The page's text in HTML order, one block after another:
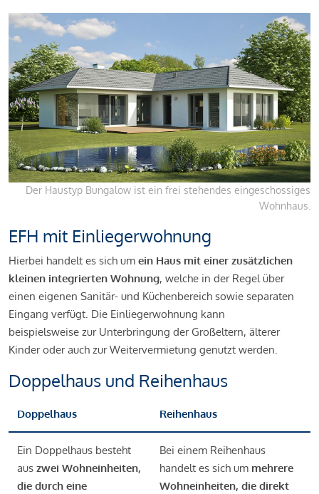
Der Haustyp Bungalow ist ein frei stehendes eingeschossiges
Wohnhaus.
EFH mit Einliegerwohnung
Hierbei handelt es sich um ein Haus mit einer zusätzlichen
kleinen integrierten Wohnung, welche in der Regel über
einen eigenen Sanitär- und Küchenbereich sowie separaten
Eingang verfügt. Die Einliegerwohnung kann
beispielsweise zur Unterbringung der Großeltern, älterer
Kinder oder auch zur Weitervermietung genutzt werden.
Doppelhaus und Reihenhaus
Doppelhaus Reihenhaus
Ein Doppelhaus besteht
aus zwei Wohneinheiten,
die durch eine
Bei einem Reihenhaus
handelt es sich um mehrere
Wohneinheiten, die direkt